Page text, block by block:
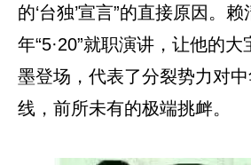
的‘台独’宣言”的直接原因。
年“5·20”就职演讲，让他的大
墨登场，代表了分裂势力对
线，前所未有的极端挑衅。